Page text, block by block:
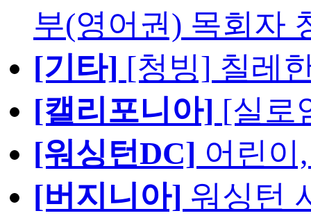
부(영어권) 목회자
[기타] [청빙] 칠레
[캘리포니아] [실로
[워싱턴DC] 어린이
[버지니아] 워싱턴